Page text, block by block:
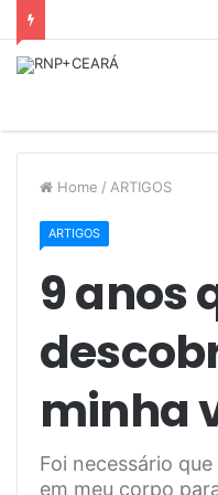
Home / ARTIGOS
ARTIGOS
9 anos
minha
Foi necessário
em meu corpo